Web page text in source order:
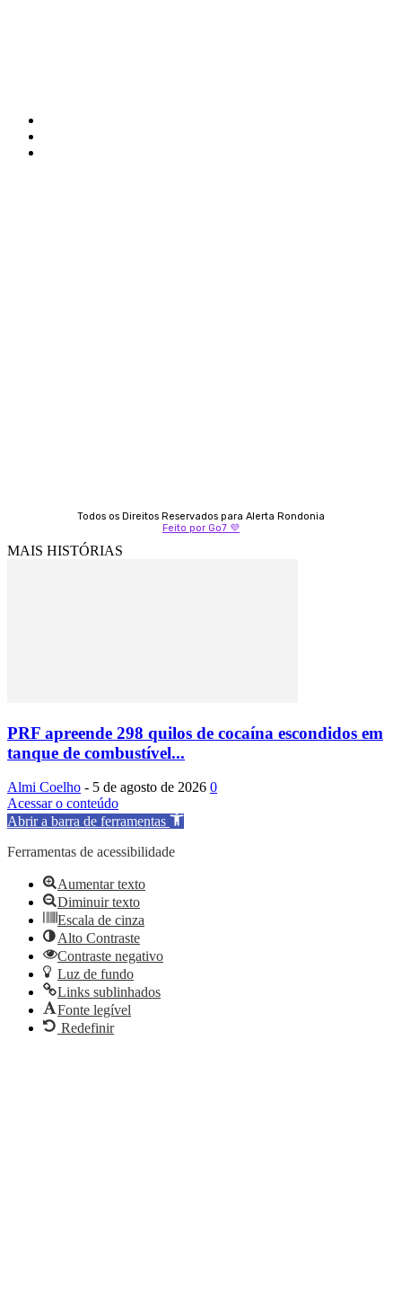
Todos os Direitos Reservados para Alerta Rondonia
Feito por Go7 💜
MAIS HISTÓRIAS
PRF apreende 298 quilos de cocaína escondidos em
tanque de combustível...
Almi Coelho - 5 de agosto de 2026 0
Acessar o conteúdo
Abrir a barra de ferramentas
Ferramentas de acessibilidade
Aumentar texto
Diminuir texto
Escala de cinza
Alto Contraste
Contraste negativo
Luz de fundo
Links sublinhados
Fonte legível
Redefinir